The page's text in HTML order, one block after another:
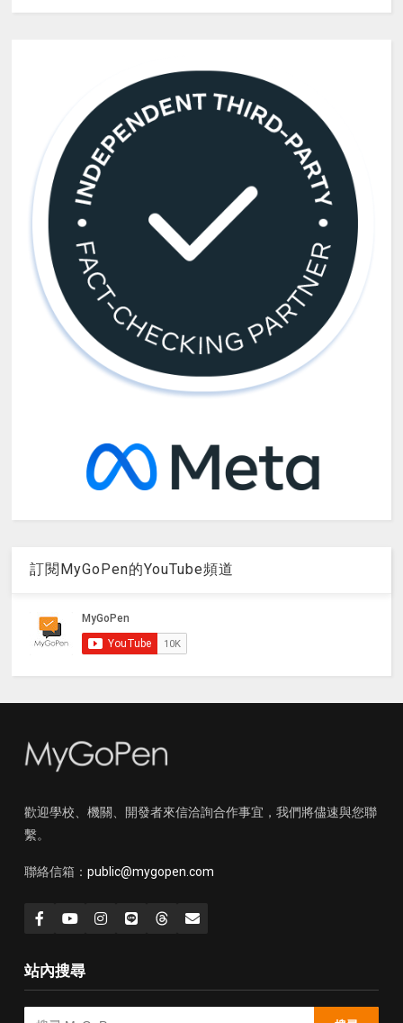
訂閱MyGoPen的YouTube頻道
歡迎學校、機關、開發者來信洽詢合作事宜，我們將儘速與您聯
繫。
聯絡信箱： public@mygopen.com
站內搜尋